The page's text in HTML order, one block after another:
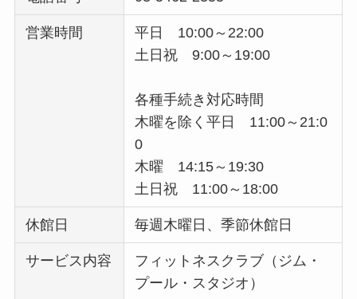
営業時間
平日 10:00～22:00
土日祝 9:00～19:00
各種手続き対応時間
木曜を除く平日 11:00～21:0
0
木曜 14:15～19:30
土日祝 11:00～18:00
休館日 毎週木曜日、季節休館日
サービス内容
フィットネスクラブ（ジム・
プール・スタジオ）